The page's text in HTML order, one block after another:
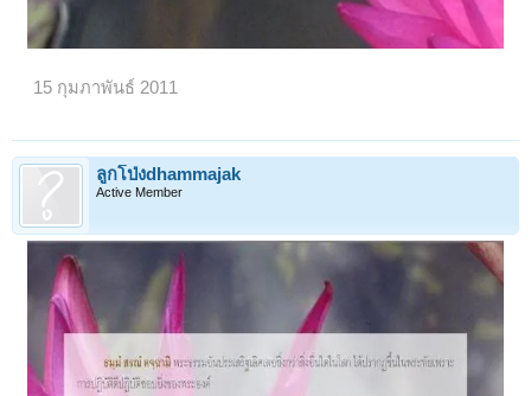
15 กุมภาพันธ์ 2011
ลูกโป่งdhammajak
Active Member